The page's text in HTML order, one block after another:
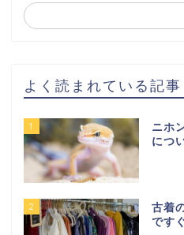
よく読まれている記事
1
ニホ
につ
2
古着
です